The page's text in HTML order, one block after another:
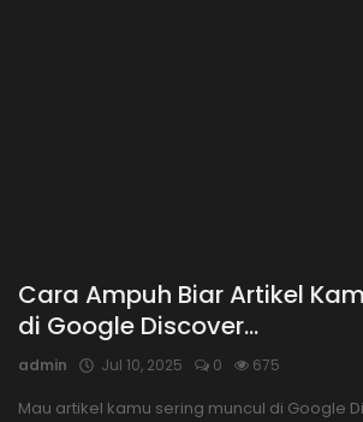
Cara Ampuh Biar Artikel
di Google Discover...
admin Jul 10, 2025 0 675
Mau artikel kamu sering muncul di Google